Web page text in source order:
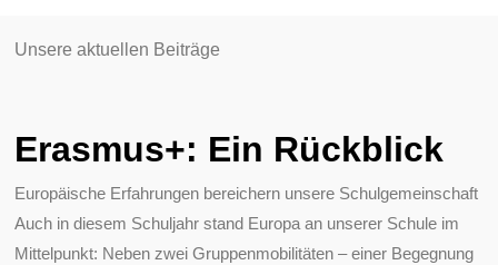
Unsere aktuellen Beiträge
Erasmus+: Ein Rückblick
Europäische Erfahrungen bereichern unsere Schulgemeinschaft
Auch in diesem Schuljahr stand Europa an unserer Schule im
Mittelpunkt: Neben zwei Gruppenmobilitäten – einer Begegnung